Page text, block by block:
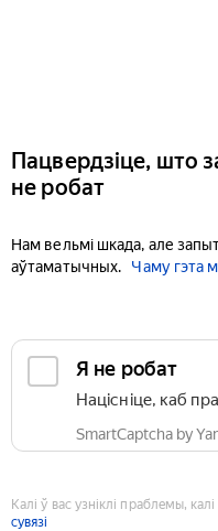
Пацвердзіце, што
не робат
Нам вельмі шкада, але
аўтаматычных.
Чаму гэта
Я не робат
Націсніце, каб
SmartCaptcha by
Калі ў вас узніклі праблемы,
сувязі